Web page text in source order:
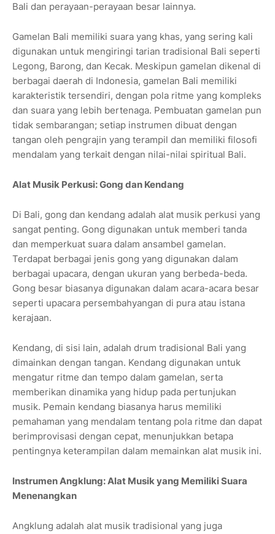
Bali dan perayaan-perayaan besar lainnya.
Gamelan Bali memiliki suara yang khas, yang sering kali
digunakan untuk mengiringi tarian tradisional Bali seperti
Legong, Barong, dan Kecak. Meskipun gamelan dikenal di
berbagai daerah di Indonesia, gamelan Bali memiliki
karakteristik tersendiri, dengan pola ritme yang kompleks
dan suara yang lebih bertenaga. Pembuatan gamelan pun
tidak sembarangan; setiap instrumen dibuat dengan
tangan oleh pengrajin yang terampil dan memiliki filosofi
mendalam yang terkait dengan nilai-nilai spiritual Bali.
Alat Musik Perkusi: Gong dan Kendang
Di Bali, gong dan kendang adalah alat musik perkusi yang
sangat penting. Gong digunakan untuk memberi tanda
dan memperkuat suara dalam ansambel gamelan.
Terdapat berbagai jenis gong yang digunakan dalam
berbagai upacara, dengan ukuran yang berbeda-beda.
Gong besar biasanya digunakan dalam acara-acara besar
seperti upacara persembahyangan di pura atau istana
kerajaan.
Kendang, di sisi lain, adalah drum tradisional Bali yang
dimainkan dengan tangan. Kendang digunakan untuk
mengatur ritme dan tempo dalam gamelan, serta
memberikan dinamika yang hidup pada pertunjukan
musik. Pemain kendang biasanya harus memiliki
pemahaman yang mendalam tentang pola ritme dan dapat
berimprovisasi dengan cepat, menunjukkan betapa
pentingnya keterampilan dalam memainkan alat musik ini.
Instrumen Angklung: Alat Musik yang Memiliki Suara
Menenangkan
Angklung adalah alat musik tradisional yang juga